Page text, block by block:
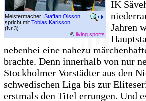
Meistermacher: Staffan Olsson
spricht mit Tobias Karlsson
(Nr.3).
© living sports
IK
Jahren
nebenbei eine nahezu
brachte. Denn innerhalb von nur
Stockholmer Vorstädter aus den
schwedischen Liga bis zur
erstmals den Titel errungen. Und